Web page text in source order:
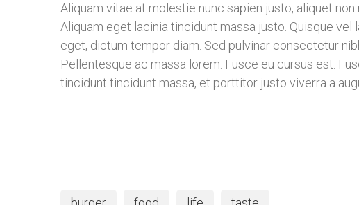
Aliquam vitae at molestie nunc sapien justo, aliquet
Aliquam eget lacinia tincidunt massa justo. Quisque vel
eget, dictum tempor diam. Sed pulvinar consectetur
Pellentesque ac massa lorem. Fusce eu cursus est.
tincidunt tincidunt massa, et porttitor justo viverra a